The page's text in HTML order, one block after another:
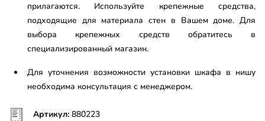
прилагаются. Используйте крепежные средства,
подходящие для материала стен в Вашем доме. Для
выбора крепежных средств обратитесь в
специализированный магазин.
Для уточнения возможности установки шкафа в нишу
необходима консультация с менеджером.
Артикул: 880223